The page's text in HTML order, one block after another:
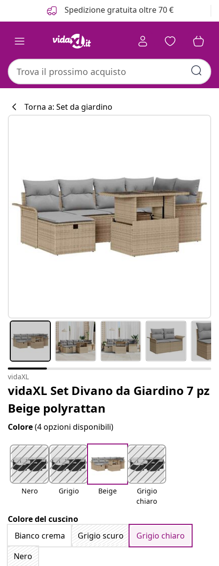
Spedizione gratuita oltre 70 €
Torna a: Set da giardino
vidaXL
vidaXL Set Divano da Giardino 7 pz
Beige polyrattan
Colore(4 opzioni disponibili)
Nero Grigio Beige
Grigio
chiaro
Colore del cuscino
Bianco crema
Grigio scuro
Grigio chiaro
Nero